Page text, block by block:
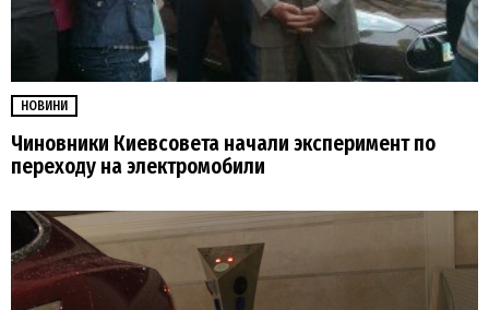
НОВИНИ
Чиновники Киевсовета начали эксперимент по
переходу на электромобили